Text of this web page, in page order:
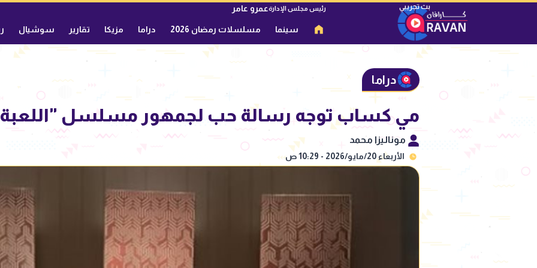
رئيس مجلس الإدارةعمرو عامر
سينما مسلسلات رمضان 2026 دراما مزيكا تقارير سوشيال
دراما
مي كساب توجه رسالة حب لجمهور مسلسل "اللعبة5"
موناليزا محمد
الأربعاء 20/مايو/2026 - 10:29 ص